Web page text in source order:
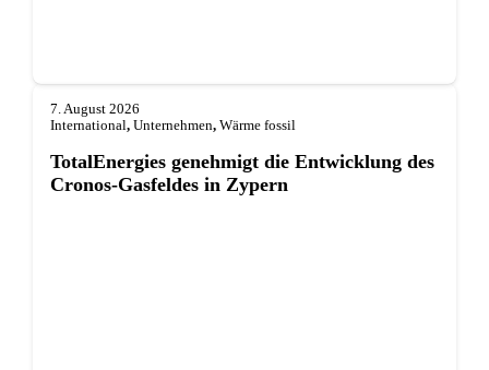
7. August 2026
International, Unternehmen, Wärme fossil
TotalEnergies genehmigt die Entwicklung des
Cronos-Gasfeldes in Zypern